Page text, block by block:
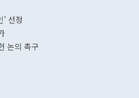
' 선정
논의 촉구